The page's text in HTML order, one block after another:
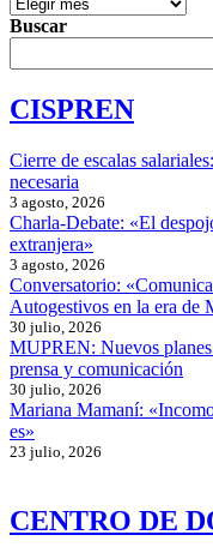
Buscar
CISPREN
Cierre de escalas
necesaria
3 agosto, 2026
Charla-Debate: «El
extranjera»
3 agosto, 2026
Conversatorio:
Autogestivos en la era de
30 julio, 2026
MUPREN: Nuevos
prensa y comunicación
30 julio, 2026
Mariana Mamaní:
es»
23 julio, 2026
CENTRO DE